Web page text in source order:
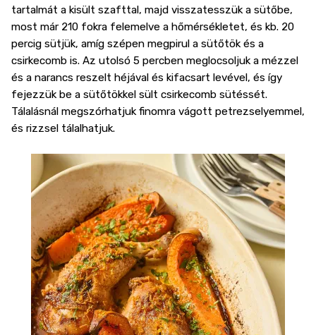
tartalmát a kisült szafttal, majd visszatesszük a sütőbe,
most már 210 fokra felemelve a hőmérsékletet, és kb. 20
percig sütjük, amíg szépen megpirul a sütőtök és a
csirkecomb is. Az utolsó 5 percben meglocsoljuk a mézzel
és a narancs reszelt héjával és kifacsart levével, és így
fejezzük be a sütőtökkel sült csirkecomb sütéssét.
Tálalásnál megszórhatjuk finomra vágott petrezselyemmel,
és rizzsel tálalhatjuk.